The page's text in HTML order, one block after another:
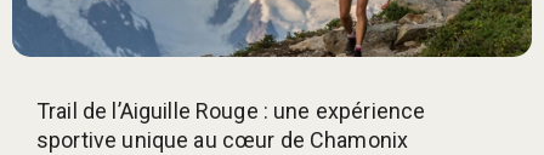
Trail de l’Aiguille Rouge : une expérience
sportive unique au cœur de Chamonix